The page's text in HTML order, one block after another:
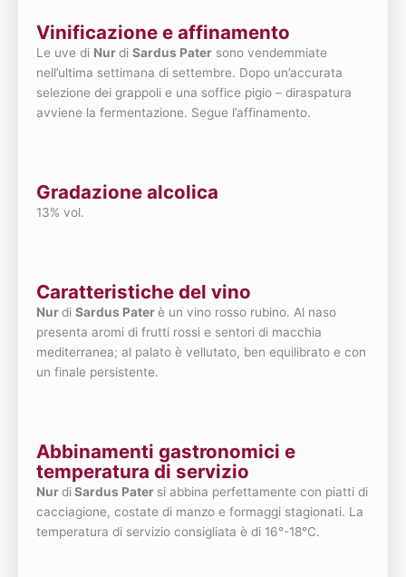
Vinificazione e affinamento
Le uve di Nurdi Sardus Pater sono vendemmiate
nell’ultima settimana di settembre. Dopo un’accurata
selezione dei grappoli e una soffice pigio – diraspatura
avviene la fermentazione. Segue l’affinamento.
Gradazione alcolica
13% vol.
Caratteristiche del vino
Nurdi Sardus Paterè un vino rosso rubino. Al naso
presenta aromi di frutti rossi e sentori di macchia
mediterranea; al palato è vellutato, ben equilibrato e con
un finale persistente.
Abbinamenti gastronomici e
temperatura di servizio
NurdiSardus Pater si abbina perfettamente con piatti di
cacciagione, costate di manzo e formaggi stagionati. La
temperatura di servizio consigliata è di 16°-18°C.